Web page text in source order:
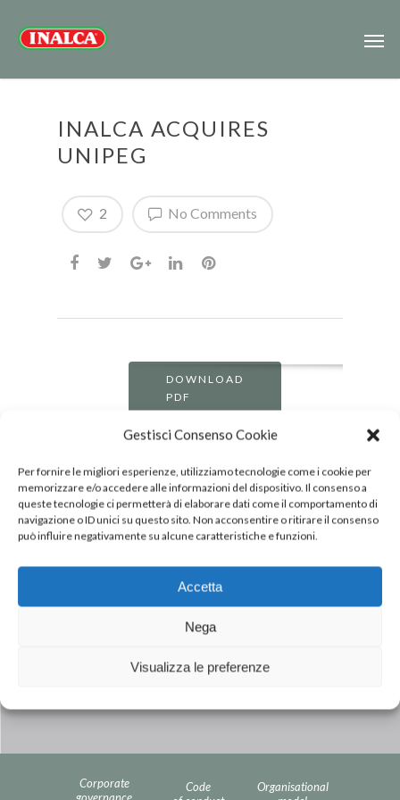
Gestisci Consenso Cookie
Per fornire le migliori esperienze, utilizziamo tecnologie come i cookie per
memorizzare e/o accedere alle informazioni del dispositivo. Il consenso a
queste tecnologie ci permetterà di elaborare dati come il comportamento di
navigazione o ID unici su questo sito. Non acconsentire o ritirare il consenso
può influire negativamente su alcune caratteristiche e funzioni.
Accetta
Nega
Visualizza le preferenze
INALCA ACQUIRES
UNIPEG
No Comments
2
DOWNLOAD
PDF
Next Post
INALCA WILL BE TAKING PART AT
12TH MAY 2016 – STAND A-014,
Corporate
Code
Organisational